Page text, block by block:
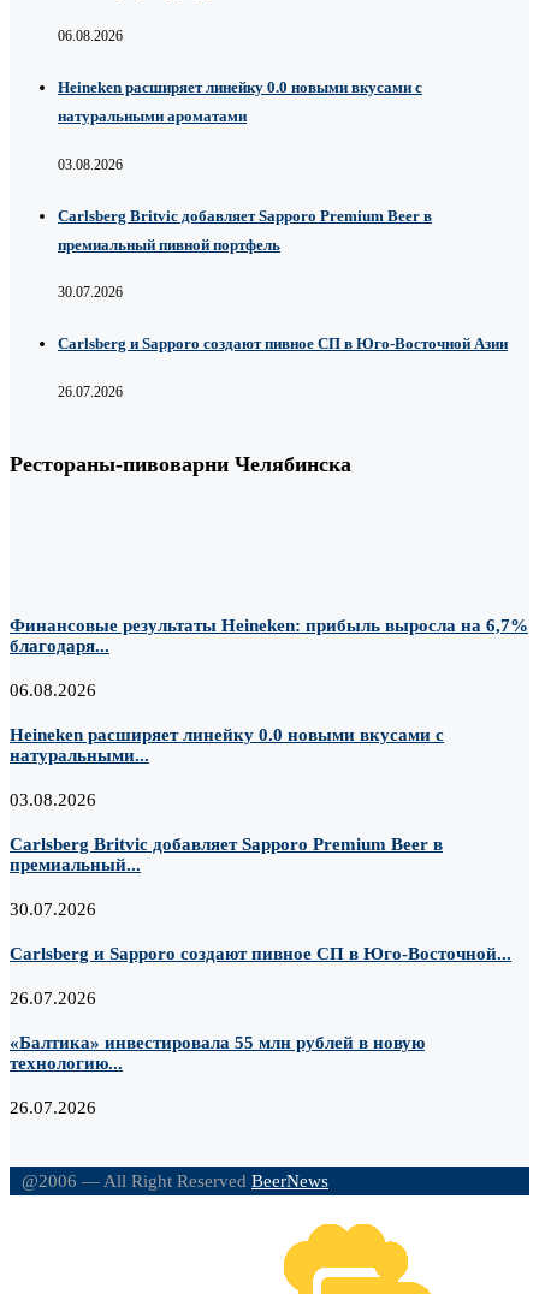
06.08.2026
Heineken расширяет линейку 0.0 новыми вкусами с
натуральными ароматами
03.08.2026
Carlsberg Britvic добавляет Sapporo Premium Beer в
премиальный пивной портфель
30.07.2026
Carlsberg и Sapporo создают пивное СП в Юго-Восточной Азии
26.07.2026
Рестораны-пивоварни Челябинска
Финансовые результаты Heineken: прибыль выросла на 6,7%
благодаря...
06.08.2026
Heineken расширяет линейку 0.0 новыми вкусами с
натуральными...
03.08.2026
Carlsberg Britvic добавляет Sapporo Premium Beer в
премиальный...
30.07.2026
Carlsberg и Sapporo создают пивное СП в Юго-Восточной...
26.07.2026
«Балтика» инвестировала 55 млн рублей в новую
технологию...
26.07.2026
@2006 — All Right Reserved BeerNews